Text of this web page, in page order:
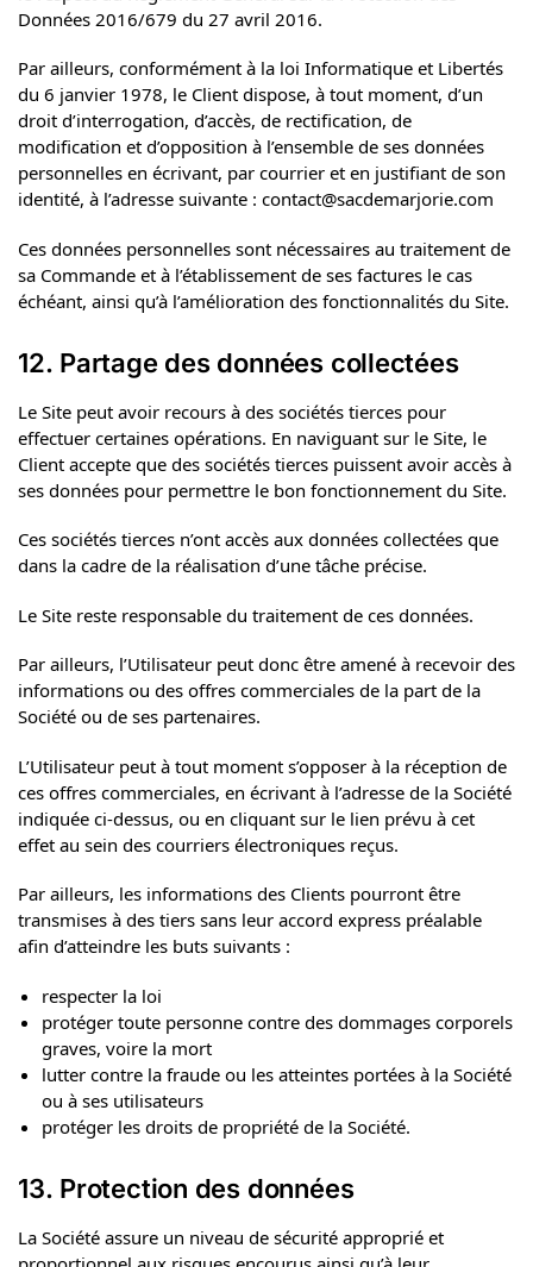
Données 2016/679 du 27 avril 2016.
Par ailleurs, conformément à la loi Informatique et Libertés
du 6 janvier 1978, le Client dispose, à tout moment, d’un
droit d’interrogation, d’accès, de rectification, de
modification et d’opposition à l’ensemble de ses données
personnelles en écrivant, par courrier et en justifiant de son
identité, à l’adresse suivante : contact@sacdemarjorie.com
Ces données personnelles sont nécessaires au traitement de
sa Commande et à l’établissement de ses factures le cas
échéant, ainsi qu’à l’amélioration des fonctionnalités du Site.
12. Partage des données collectées
Le Site peut avoir recours à des sociétés tierces pour
effectuer certaines opérations. En naviguant sur le Site, le
Client accepte que des sociétés tierces puissent avoir accès à
ses données pour permettre le bon fonctionnement du Site.
Ces sociétés tierces n’ont accès aux données collectées que
dans la cadre de la réalisation d’une tâche précise.
Le Site reste responsable du traitement de ces données.
Par ailleurs, l’Utilisateur peut donc être amené à recevoir des
informations ou des offres commerciales de la part de la
Société ou de ses partenaires.
L’Utilisateur peut à tout moment s’opposer à la réception de
ces offres commerciales, en écrivant à l’adresse de la Société
indiquée ci-dessus, ou en cliquant sur le lien prévu à cet
effet au sein des courriers électroniques reçus.
Par ailleurs, les informations des Clients pourront être
transmises à des tiers sans leur accord express préalable
afin d’atteindre les buts suivants :
respecter la loi
protéger toute personne contre des dommages corporels
graves, voire la mort
lutter contre la fraude ou les atteintes portées à la Société
ou à ses utilisateurs
protéger les droits de propriété de la Société.
13. Protection des données
La Société assure un niveau de sécurité approprié et